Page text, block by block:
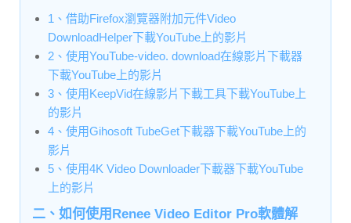
1、借助Firefox瀏覽器附加元件Video
DownloadHelper下載YouTube上的影片
2、使用YouTube-video. download在線影片下載器
下載YouTube上的影片
3、使用KeepVid在線影片下載工具下載YouTube上
的影片
4、使用Gihosoft TubeGet下載器下載YouTube上的
影片
5、使用4K Video Downloader下載器下載YouTube
上的影片
二、如何使用Renee Video Editor Pro軟體解